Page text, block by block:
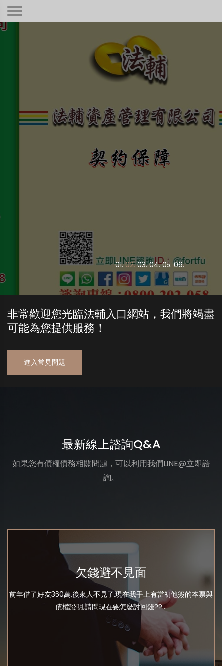
01. 02. 03. 04. 05. 06.
非常歡迎您光臨法輔入口網站，我們將竭盡
可能為您提供服務！
進入常見問題
最新線上諮詢Q&A
如果您有債權債務相關問題，可以利用我們LINE@立即諮
詢。
欠錢避不見面
前年借了好友360萬,後來人不見了,現在我手上有當初他簽的本票與
債權證明,請問現在要怎麼討回錢??...